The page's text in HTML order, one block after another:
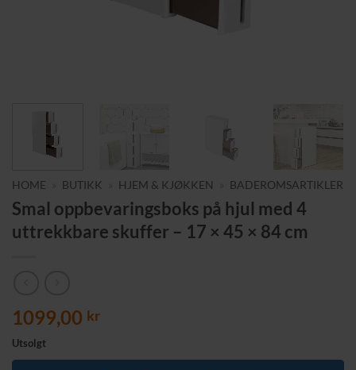
HOME BUTIKK HJEM & KJØKKEN BADEROMSARTIKLER
Smal oppbevaringsboks på hjul med 4
uttrekkbare skuffer – 17 × 45 × 84 cm
1099,00 kr
Utsolgt